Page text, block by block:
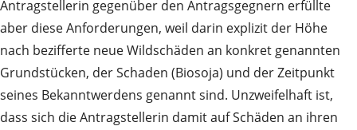
Antragstellerin gegenüber den Antragsgegnern erfüllte
aber diese Anforderungen, weil darin explizit der Höhe
nach bezifferte neue Wildschäden an konkret genannten
Grundstücken, der Schaden (Biosoja) und der Zeitpunkt
seines Bekanntwerdens genannt sind. Unzweifelhaft ist,
dass sich die Antragstellerin damit auf Schäden an ihren